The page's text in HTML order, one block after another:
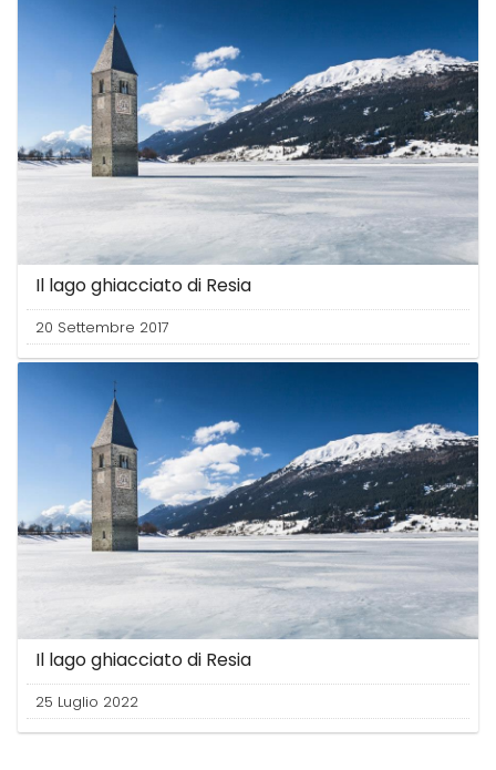
Il lago ghiacciato di Resia
20 Settembre 2017
Il lago ghiacciato di Resia
25 Luglio 2022